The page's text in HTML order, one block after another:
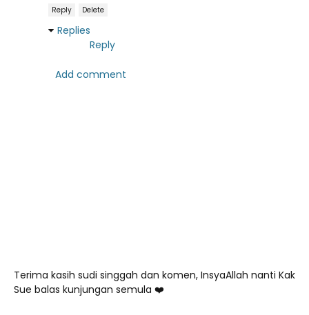
Reply Delete
Replies
Reply
Add comment
Terima kasih sudi singgah dan komen, InsyaAllah nanti Kak
Sue balas kunjungan semula ❤️